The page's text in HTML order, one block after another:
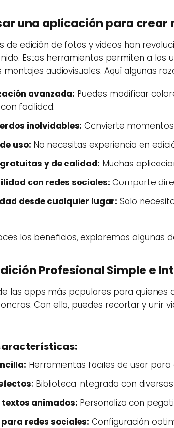
una aplicación para crear
de edición de fotos y videos han
Estas herramientas permiten a los
audiovisuales. Aquí algunas
avanzada: Puedes modificar
facilidad.
inolvidables: Convierte
uso: No necesitas experiencia en
y de calidad: Muchas
con redes sociales: Comparte
desde cualquier lugar: Solo
los beneficios, exploremos algunas
Profesional Simple e
las apps más populares para
Con ella, puedes recortar y unir
Herramientas fáciles de usar para
Biblioteca integrada con
textos animados: Personaliza con
redes sociales: Configuración